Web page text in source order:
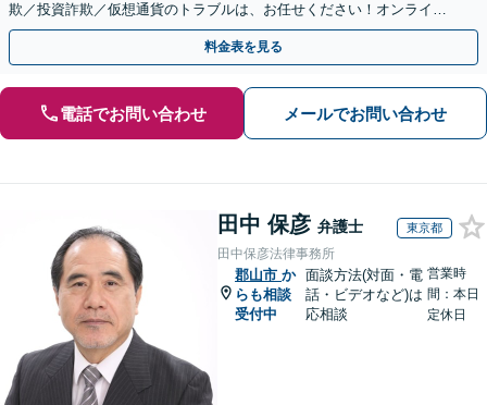
欺／投資詐欺／仮想通貨のトラブルは、お任せください！オンライン
のみで解決も可能！
料金表を見る
電話でお問い合わせ メールでお問い合わせ
田中 保彦 弁護士 東京都
田中保彦法律事務所
郡山市 か
らも相談
受付中
面談方法(対面・電
話・ビデオなど)は
応相談
営業時
間：本日
定休日